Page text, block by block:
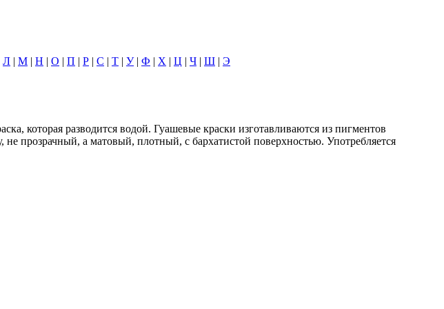
Л | М | Н | О | П | Р | С | Т | У| Ф | Х | Ц | Ч | Ш | Э
которая разводится водой. Гуашевые краски изготавливаются из пигментов
прозрачный, а матовый, плотный, с бархатистой поверхностью. Употребляется